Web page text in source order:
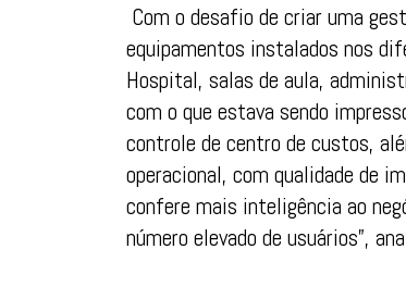
Com o desafio de criar uma
equipamentos instalados nos
Hospital, salas de aula,
com o que estava sendo
controle de centro de custos,
operacional, com qualidade de
confere mais inteligência ao
número elevado de usuários”,